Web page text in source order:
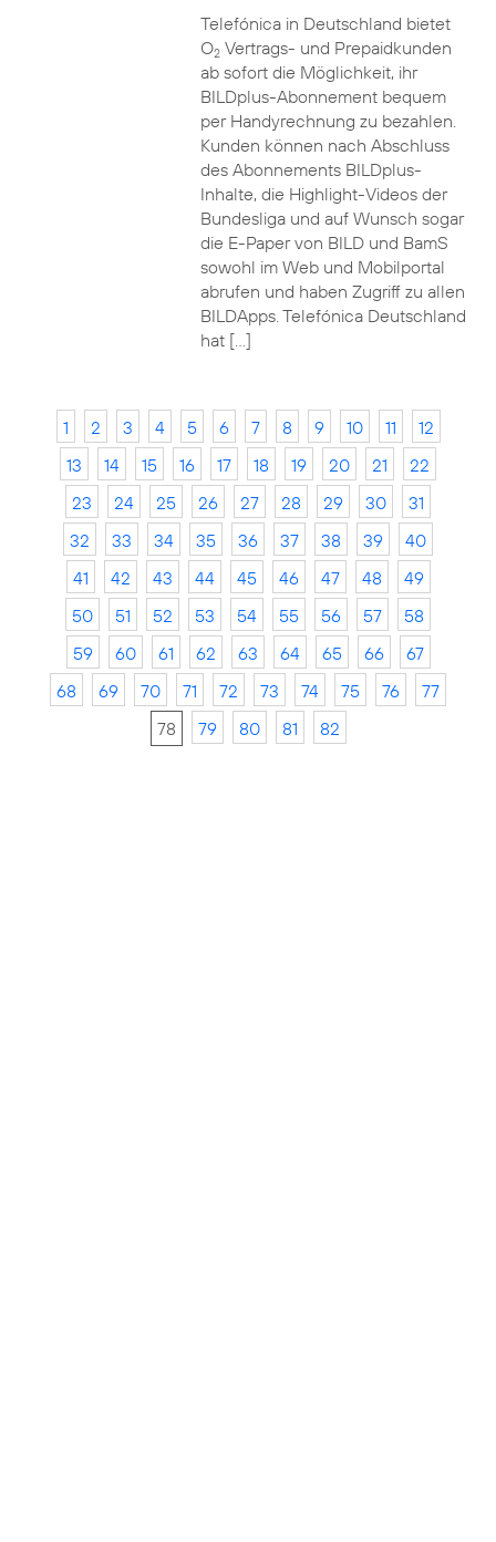
Telefónica in Deutschland bietet
O2Vertrags- und Prepaidkunden
ab sofort die Möglichkeit, ihr
BILDplus-Abonnement bequem
per Handyrechnung zu bezahlen.
Kunden können nach Abschluss
des Abonnements BILDplus-
Inhalte, die Highlight-Videos der
Bundesliga und auf Wunsch sogar
die E-Paper von BILD und BamS
sowohl im Web und Mobilportal
abrufen und haben Zugriff zu allen
BILDApps. Telefónica Deutschland
hat […]
1 2 3 4 5 6 7 8 9 10 11
12
13
14 15 16 17 18 19 20 21
22
23
24 25 26 27 28 29 30
31
32
33 34 35 36 37 38 39
40
41
42 43 44 45 46 47 48
49
50
51 52 53 54 55 56 57
58
59
60 61 62 63 64 65 66
67
68
69 70 71 72 73 74 75 76
77
78
79 80 81 82